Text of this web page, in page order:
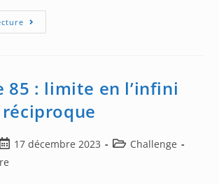
Challenge
86
Si
Monotone
85 : limite en l’infini
Post
published:
17 décembre 2023
PostChallenge